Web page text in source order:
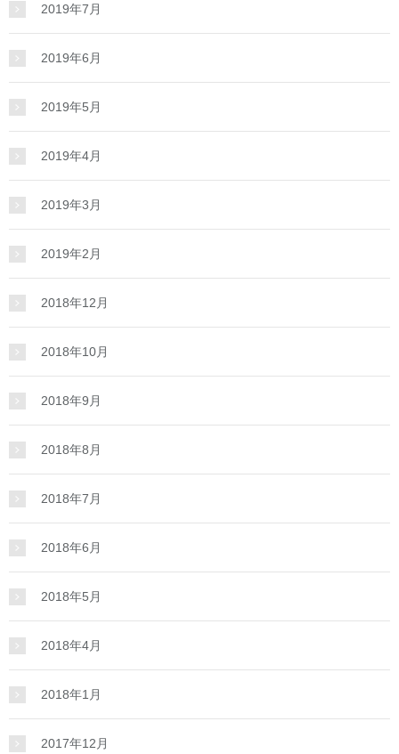
2019年7月
2019年6月
2019年5月
2019年4月
2019年3月
2019年2月
2018年12月
2018年10月
2018年9月
2018年8月
2018年7月
2018年6月
2018年5月
2018年4月
2018年1月
2017年12月